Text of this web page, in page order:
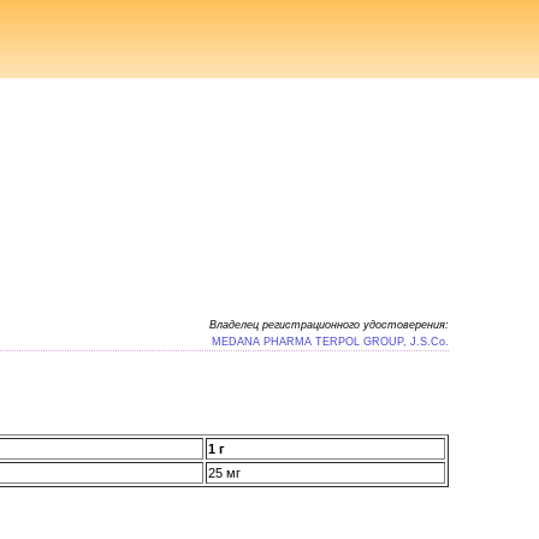
Владелец регистрационного удостоверения:
MEDANA PHARMA TERPOL GROUP, J.S.Co.
1 г
25 мг